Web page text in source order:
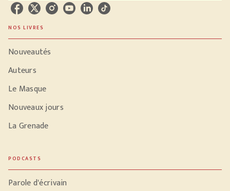
NOS LIVRES
Nouveautés
Auteurs
Le Masque
Nouveaux jours
La Grenade
PODCASTS
Parole d'écrivain